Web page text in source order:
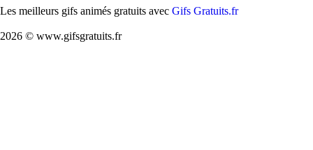
Les meilleurs gifs animés gratuits avec Gifs Gratuits.fr
2026 © www.gifsgratuits.fr